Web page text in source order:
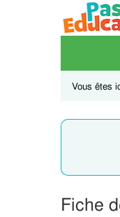
Vous êtes
Fiche